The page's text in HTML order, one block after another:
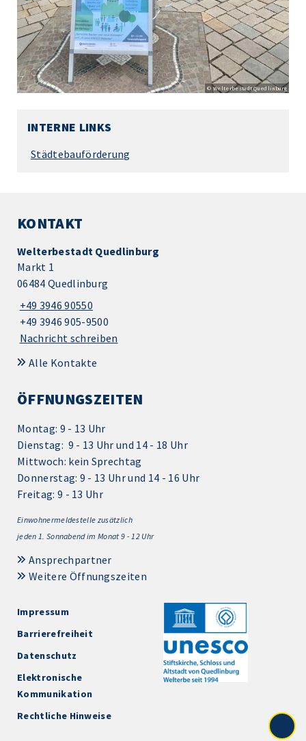
© Welterbestadt Quedlinburg
INTERNE LINKS
Städtebauförderung
KONTAKT
Welterbestadt Quedlinburg
Markt 1
06484 Quedlinburg
+49 3946 90550
+49 3946 905-9500
Nachricht schreiben
Alle Kontakte
ÖFFNUNGSZEITEN
Montag: 9 - 13 Uhr
Dienstag: 9 - 13 Uhr und 14 - 18 Uhr
Mittwoch: kein Sprechtag
Donnerstag: 9 - 13 Uhr und 14 - 16 Uhr
Freitag: 9 - 13 Uhr
Einwohnermeldestelle zusätzlich
jeden 1. Sonnabend im Monat 9 - 12 Uhr
Ansprechpartner
Weitere Öffnungszeiten
Impressum
Barrierefreiheit
Datenschutz
Elektronische
Kommunikation
Rechtliche Hinweise